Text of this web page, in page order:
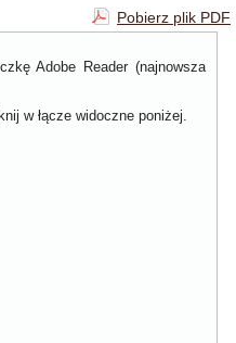
Pobierz plik PDF
Adobe Reader (najnowsza
w łącze widoczne poniżej.